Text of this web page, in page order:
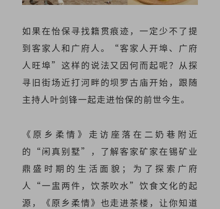
如果在怡保寻找籍贯痕迹，一定少不了提
到客家人和广府人。“客家人开埠、广府
人旺埠”这样的说法又因何而起呢？从探
寻旧街场近打河畔的坝罗古庙开始，跟随
主持人叶剑锋一起走进怡保的前世今生。
《原乡柔情》走访座落在二奶巷附近
的“闲真别墅”，了解客家矿家在锡矿业
鼎盛时期的生活面貌；为了探索广府
人“一盅两件，饮茶吹水”饮食文化的起
源，《原乡柔情》也走进茶楼，让你知道